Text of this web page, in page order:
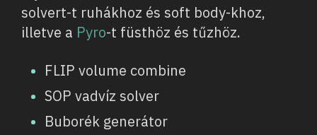
solvert-t ruhákhoz és soft body-khoz,
illetve a Pyro-t füsthöz és tűzhöz.
FLIP volume combine
SOP vadvíz solver
Buborék generátor